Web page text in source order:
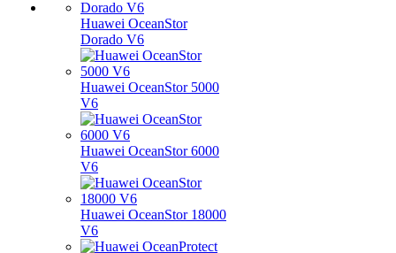
Huawei OceanStor
Dorado V6
Huawei OceanStor 5000
V6
Huawei OceanStor 6000
V6
Huawei OceanStor 18000
V6